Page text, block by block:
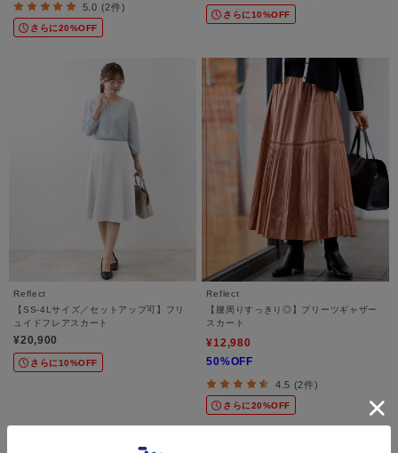
5.0 (2件)
さらに20%OFF
さらに10%OFF
Reflect
【SS-4Lサイズ／セットアップ可】フリ
ュイドフレアスカート
¥20,900
さらに10%OFF
Reflect
【腰周りすっきり◎】プリーツギャザー
スカート
¥12,980
50%OFF
4.5 (2件)
さらに20%OFF